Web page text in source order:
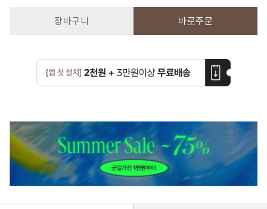
장바구니 바로주문